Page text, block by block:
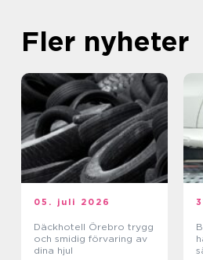
Fler nyheter
05. juli 2026
Däckhotell Örebro trygg
och smidig förvaring av
dina hjul